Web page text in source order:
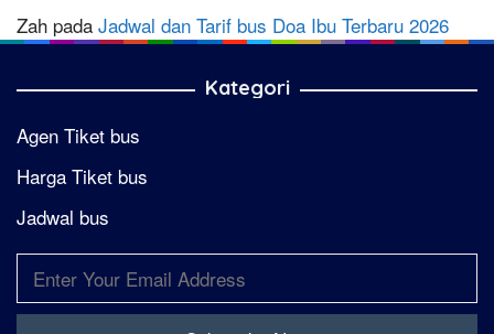
Zah pada Jadwal dan Tarif bus Doa Ibu Terbaru 2026
Kategori
Agen Tiket bus
Harga Tiket bus
Jadwal bus